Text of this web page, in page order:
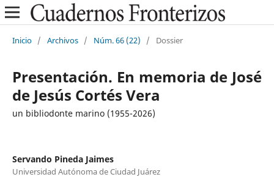
Inicio / Archivos / Núm. 66 (22) / Dossier
Presentación. En memoria de José
de Jesús Cortés Vera
un bibliodonte marino (1955-2026)
Servando Pineda Jaimes
Universidad Autónoma de Ciudad Juárez